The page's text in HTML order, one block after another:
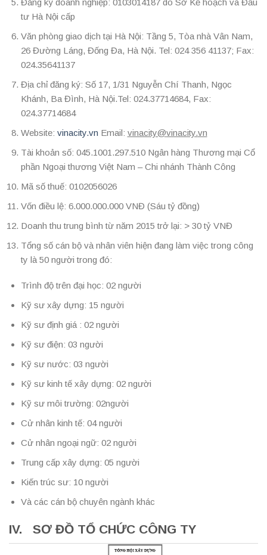
tư Hà Nội cấp
Văn phòng giao dịch tại Hà Nội: Tầng 5, Tòa nhà Vân Nam,
26 Đường Láng, Đống Đa, Hà Nội. Tel: 024 356 41137; Fax:
024.35641137
Địa chỉ đăng ký: Số 17, 1/31 Nguyễn Chí Thanh, Ngọc
Khánh, Ba Đình, Hà Nội.Tel: 024.37714684, Fax:
024.37714684
Website: vinacity.vn Email: vinacity@vinacity.vn
Tài khoản số: 045.1001.297.510 Ngân hàng Thương mại Cổ
phần Ngoại thương Việt Nam – Chi nhánh Thành Công
Mã số thuế: 0102056026
Vốn điều lệ: 6.000.000.000 VNĐ (Sáu tỷ đồng)
Doanh thu trung bình từ năm 2015 trở lại: > 30 tỷ VNĐ
Tổng số cán bộ và nhân viên hiện đang làm việc trong công
ty là 50 người trong đó:
Trình độ trên đại học: 02 người
Kỹ sư xây dựng: 15 người
Kỹ sư định giá : 02 người
Kỹ sư điện: 03 người
Kỹ sư nước: 03 người
Kỹ sư kinh tế xây dựng: 02 người
Kỹ sư môi trường: 02người
Cử nhân kinh tế: 04 người
Cử nhân ngoại ngữ: 02 người
Trung cấp xây dựng: 05 người
Kiến trúc sư: 10 người
Và các cán bộ chuyên ngành khác
IV. SƠ ĐỒ TỔ CHỨC CÔNG TY